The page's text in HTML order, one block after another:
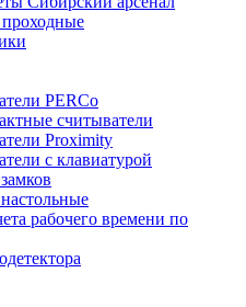
PERCo
считыватели
Proximity
с клавиатурой
рабочего времени по